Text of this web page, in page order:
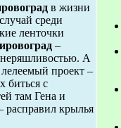
в жизни
среди
ленточки
–
неряшливостью. А
проект –
биться с
там Гена и
крылья